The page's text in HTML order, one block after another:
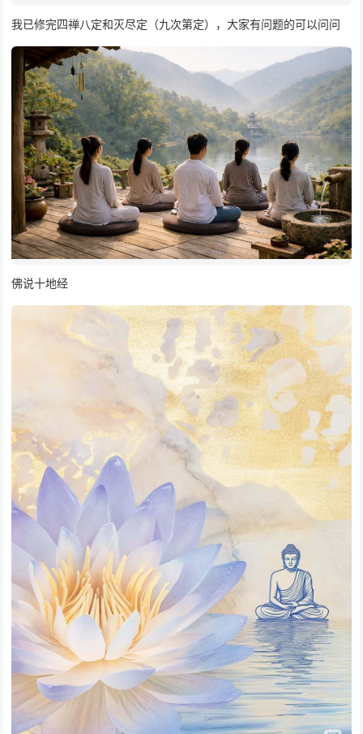
我已修完四禅八定和灭尽定（九次第定），大家有问题的可以问问
佛说十地经